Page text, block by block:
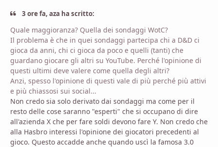
3 ore fa, aza ha scritto:
Quale maggioranza? Quella dei sondaggi WotC?
Il problema è che in quei sondaggi partecipa chi a D&D ci
gioca da anni, chi ci gioca da poco e quelli (tanti) che
guardano giocare gli altri su YouTube. Perché l'opinione di
questi ultimi deve valere come quella degli altri?
Anzi, spesso l'opinione di questi vale di più perché più attivi
e più chiassosi sui social...
Non credo sia solo derivato dai sondaggi ma come per il
resto delle cose saranno "esperti" che si occupano di dire
all'azienda X che per fare soldi devono fare Y. Non credo che
alla Hasbro interessi l'opinione dei giocatori precedenti al
gioco. Questo accadde anche quando uscì la famosa 3.0